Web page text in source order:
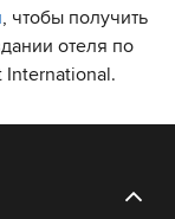
, чтобы получить
отеля по
International.